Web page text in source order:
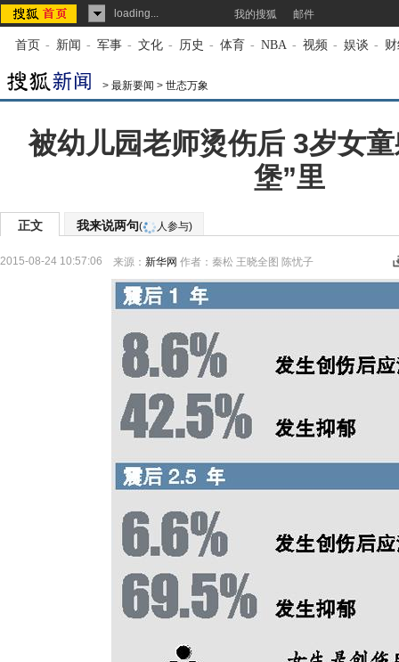
loading... 我的搜狐 邮件
首页 - 新闻 - 军事 - 文化 - 历史 - 体育 - NBA - 视频 - 娱谈 -
> 最新要闻 > 世态万象
被幼儿园老师烫伤后 3岁女
堡”里
正文 我来说两句( 人参与)
2015-08-24 10:57:06 来源： 新华网 作者：秦松 王晓全图 陈忧子